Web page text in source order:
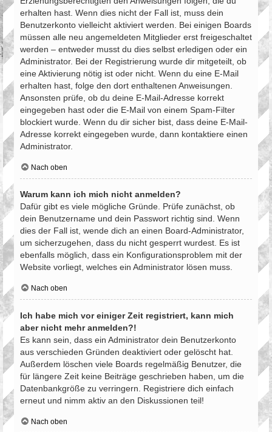
erhalten hast. Wenn dies nicht der Fall ist, muss dein
Benutzerkonto vielleicht aktiviert werden. Bei einigen Boards
müssen alle neu angemeldeten Mitglieder erst freigeschaltet
werden – entweder musst du dies selbst erledigen oder ein
Administrator. Bei der Registrierung wurde dir mitgeteilt, ob
eine Aktivierung nötig ist oder nicht. Wenn du eine E-Mail
erhalten hast, folge den dort enthaltenen Anweisungen.
Ansonsten prüfe, ob du deine E-Mail-Adresse korrekt
eingegeben hast oder die E-Mail von einem Spam-Filter
blockiert wurde. Wenn du dir sicher bist, dass deine E-Mail-
Adresse korrekt eingegeben wurde, dann kontaktiere einen
Administrator.
Nach oben
Warum kann ich mich nicht anmelden?
Dafür gibt es viele mögliche Gründe. Prüfe zunächst, ob
dein Benutzername und dein Passwort richtig sind. Wenn
dies der Fall ist, wende dich an einen Board-Administrator,
um sicherzugehen, dass du nicht gesperrt wurdest. Es ist
ebenfalls möglich, dass ein Konfigurationsproblem mit der
Website vorliegt, welches ein Administrator lösen muss.
Nach oben
Ich habe mich vor einiger Zeit registriert, kann mich
aber nicht mehr anmelden?!
Es kann sein, dass ein Administrator dein Benutzerkonto
aus verschieden Gründen deaktiviert oder gelöscht hat.
Außerdem löschen viele Boards regelmäßig Benutzer, die
für längere Zeit keine Beiträge geschrieben haben, um die
Datenbankgröße zu verringern. Registriere dich einfach
erneut und nimm aktiv an den Diskussionen teil!
Nach oben